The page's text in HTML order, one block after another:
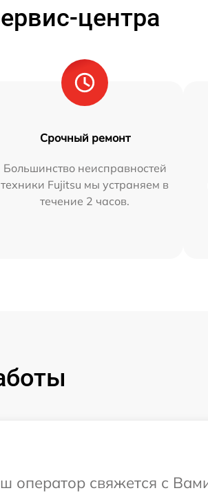
центра
Срочный ремонт
Большинство неисправностей
техники Fujitsu мы устраняем в
течение 2 часов.
оператор свяжется с